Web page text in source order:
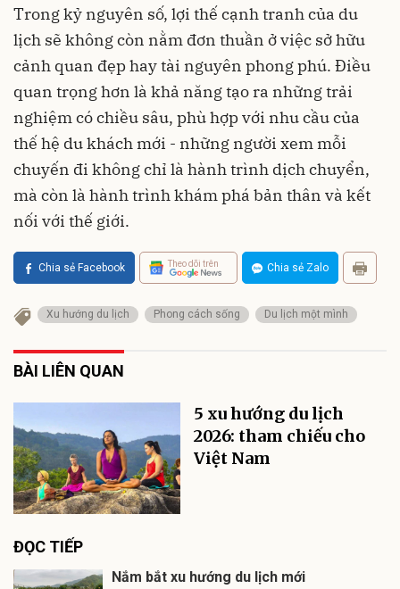
Trong kỷ nguyên số, lợi thế cạnh tranh của du
lịch sẽ không còn nằm đơn thuần ở việc sở hữu
cảnh quan đẹp hay tài nguyên phong phú. Điều
quan trọng hơn là khả năng tạo ra những trải
nghiệm có chiều sâu, phù hợp với nhu cầu của
thế hệ du khách mới - những người xem mỗi
chuyến đi không chỉ là hành trình dịch chuyển,
mà còn là hành trình khám phá bản thân và kết
nối với thế giới.
Chia sẻ Facebook Theo dõi trên Chia sẻ Zalo
Xu hướng du lịch Phong cách sống Du lịch một mình
BÀI LIÊN QUAN
5 xu hướng du lịch
2026: tham chiếu cho
Việt Nam
ĐỌC TIẾP
Nắm bắt xu hướng du lịch mới